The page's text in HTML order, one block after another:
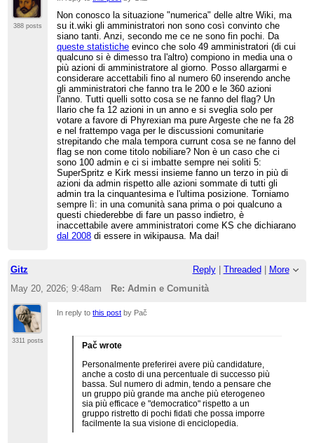
388 posts
Non conosco la situazione "numerica" delle altre Wiki, ma
su it.wiki gli amministratori non sono così convinto che
siano tanti. Anzi, secondo me ce ne sono fin pochi. Da
queste statistiche evinco che solo 49 amministratori (di cui
qualcuno si è dimesso tra l'altro) compiono in media una o
più azioni di amministratore al giorno. Posso allargarmi e
considerare accettabili fino al numero 60 inserendo anche
gli amministratori che fanno tra le 200 e le 360 azioni
l'anno. Tutti quelli sotto cosa se ne fanno del flag? Un
Ilario che fa 12 azioni in un anno e si sveglia solo per
votare a favore di Phyrexian ma pure Argeste che ne fa 28
e nel frattempo vaga per le discussioni comunitarie
strepitando che mala tempora currunt cosa se ne fanno del
flag se non come titolo nobiliare? Non è un caso che ci
sono 100 admin e ci si imbatte sempre nei soliti 5:
SuperSpritz e Kirk messi insieme fanno un terzo in più di
azioni da admin rispetto alle azioni sommate di tutti gli
admin tra la cinquantesima e l'ultima posizione. Torniamo
sempre lì: in una comunità sana prima o poi qualcuno a
questi chiederebbe di fare un passo indietro, è
inaccettabile avere amministratori come KS che dichiarano
dal 2008 di essere in wikipausa. Ma dai!
Gitz Reply| Threaded
More
May 20, 2026; 9:48am
Re: Admin e Comunità
3311 posts
In reply tothis post by Pač
Pač wrote
Personalmente preferirei avere più candidature,
anche a costo di una percentuale di successo più
bassa. Sul numero di admin, tendo a pensare che
un gruppo più grande ma anche più eterogeneo
sia più efficace e "democratico" rispetto a un
gruppo ristretto di pochi fidati che possa imporre
facilmente la sua visione di enciclopedia.